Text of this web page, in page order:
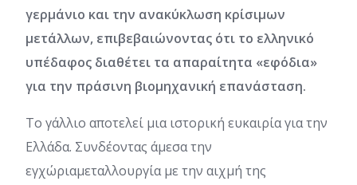
γερμάνιο και την ανακύκλωση κρίσιμων
μετάλλων, επιβεβαιώνοντας ότι το ελληνικό
υπέδαφος διαθέτει τα απαραίτητα «εφόδια»
για την πράσινη βιομηχανική επανάσταση.
Το γάλλιο αποτελεί μια ιστορική ευκαιρία για την
Ελλάδα. Συνδέοντας άμεσα την
εγχώριαμεταλλουργία με την αιχμή της